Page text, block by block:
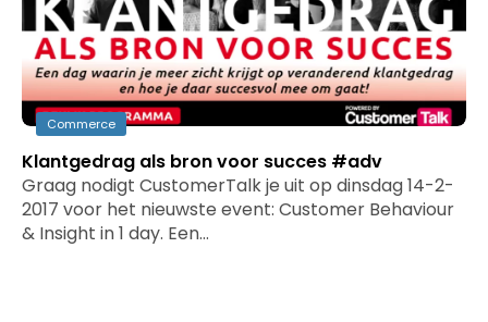
Commerce
Klantgedrag als bron voor succes #adv
Graag nodigt CustomerTalk je uit op dinsdag 14-2-
2017 voor het nieuwste event: Customer Behaviour
& Insight in 1 day. Een…